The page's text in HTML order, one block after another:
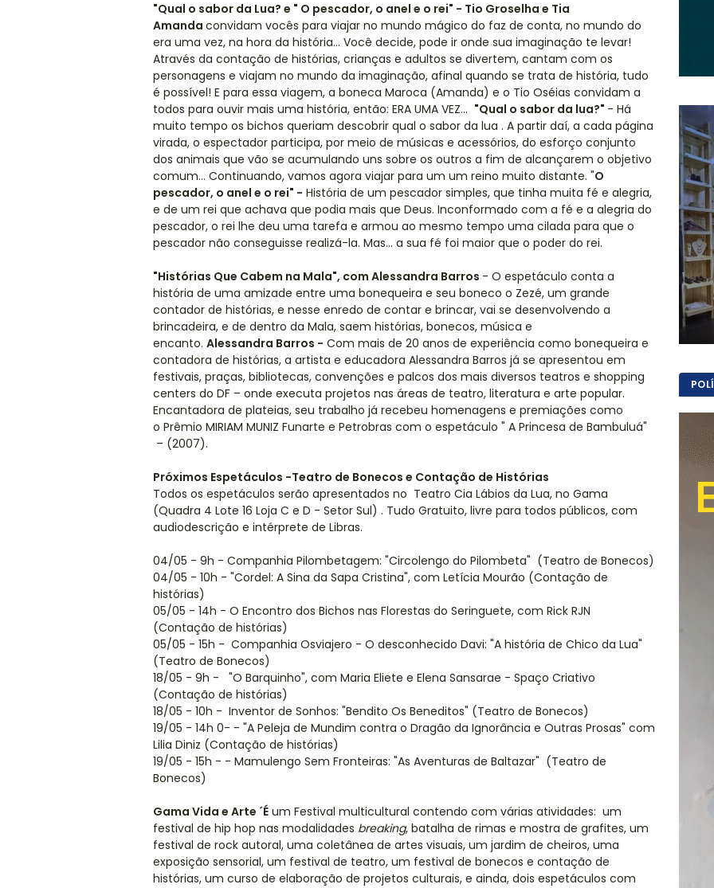
"Qual o sabor da Lua? e " O pescador, o anel e o rei" - Tio Groselha e Tia
Amanda convidam vocês para viajar no mundo mágico do faz de conta, no mundo do
era uma vez, na hora da história... Você decide, pode ir onde sua imaginação te levar!
Através da contação de histórias, crianças e adultos se divertem, cantam com os
personagens e viajam no mundo da imaginação, afinal quando se trata de história, tudo
é possível! E para essa viagem, a boneca Maroca (Amanda) e o Tio Oséias convidam a
todos para ouvir mais uma história, então: ERA UMA VEZ... "Qual o sabor da lua?" - Há
muito tempo os bichos queriam descobrir qual o sabor da lua . A partir daí, a cada página
virada, o espectador participa, por meio de músicas e acessórios, do esforço conjunto
dos animais que vão se acumulando uns sobre os outros a fim de alcançarem o objetivo
comum... Continuando, vamos agora viajar para um um reino muito distante. "O
pescador, o anel e o rei" - História de um pescador simples, que tinha muita fé e alegria,
e de um rei que achava que podia mais que Deus. Inconformado com a fé e a alegria do
pescador, o rei lhe deu uma tarefa e armou ao mesmo tempo uma cilada para que o
pescador não conseguisse realizá-la. Mas... a sua fé foi maior que o poder do rei.
"Histórias Que Cabem na Mala", com Alessandra Barros - O espetáculo conta a
história de uma amizade entre uma bonequeira e seu boneco o Zezé, um grande
contador de histórias, e nesse enredo de contar e brincar, vai se desenvolvendo a
brincadeira, e de dentro da Mala, saem histórias, bonecos, música e
encanto. Alessandra Barros - Com mais de 20 anos de experiência como bonequeira e
contadora de histórias, a artista e educadora Alessandra Barros já se apresentou em
festivais, praças, bibliotecas, convenções e palcos dos mais diversos teatros e shopping
centers do DF – onde executa projetos nas áreas de teatro, literatura e arte popular.
Encantadora de plateias, seu trabalho já recebeu homenagens e premiações como
o Prêmio MIRIAM MUNIZ Funarte e Petrobras com o espetáculo " A Princesa de Bambuluá"
– (2007).
Próximos Espetáculos -Teatro de Bonecos e Contação de Histórias
Todos os espetáculos serão apresentados no Teatro Cia Lábios da Lua, no Gama
(Quadra 4 Lote 16 Loja C e D - Setor Sul) . Tudo Gratuito, livre para todos públicos, com
audiodescrição e intérprete de Libras.
04/05 - 9h - Companhia Pilombetagem: "Circolengo do Pilombeta" (Teatro de Bonecos)
04/05 - 10h - "Cordel: A Sina da Sapa Cristina", com Letícia Mourão (Contação de
histórias)
05/05 - 14h - O Encontro dos Bichos nas Florestas do Seringuete, com Rick RJN
(Contação de histórias)
05/05 - 15h - Companhia Osviajero - O desconhecido Davi: "A história de Chico da Lua"
(Teatro de Bonecos)
18/05 - 9h - "O Barquinho", com Maria Eliete e Elena Sansarae - Spaço Criativo
(Contação de histórias)
18/05 - 10h - Inventor de Sonhos: "Bendito Os Beneditos" (Teatro de Bonecos)
19/05 - 14h 0- - "A Peleja de Mundim contra o Dragão da Ignorância e Outras Prosas" com
Lilia Diniz (Contação de histórias)
19/05 - 15h - - Mamulengo Sem Fronteiras: "As Aventuras de Baltazar" (Teatro de
Bonecos)
Gama Vida e Arte ´É um Festival multicultural contendo com várias atividades: um
festival de hip hop nas modalidades breaking, batalha de rimas e mostra de grafites, um
festival de rock autoral, uma coletânea de artes visuais, um jardim de cheiros, uma
exposição sensorial, um festival de teatro, um festival de bonecos e contação de
histórias, um curso de elaboração de projetos culturais, e ainda, dois espetáculos com